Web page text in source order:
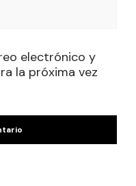
electrónico y
la próxima vez